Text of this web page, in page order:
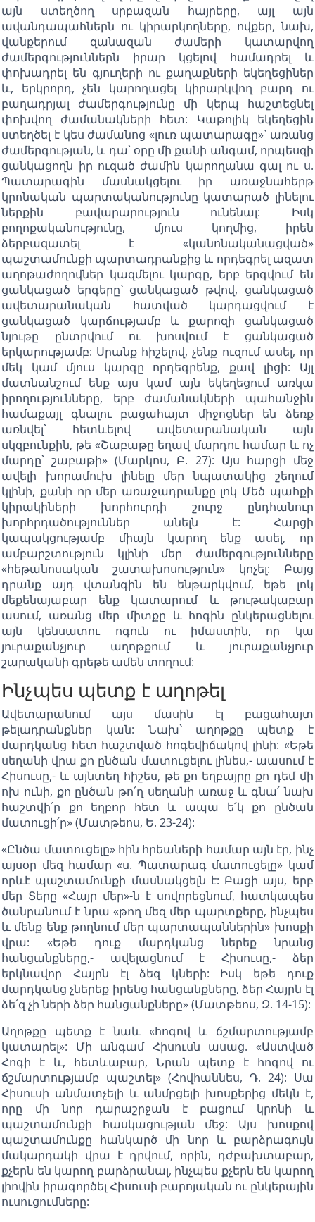
այն ստեղծող սրբազան հայրերը, այլ այն
ավանդապահներն ու կիրարկողները, ովքեր, նախ,
վանքերում զանազան ժամերի կատարվող
ժամերգություններն իրար կցելով համադրել և
փոխադրել են գյուղերի ու քաղաքների եկեղեցիներ
և, երկրորդ, չեն կարողացել կիրարկվող բարդ ու
բաղադրյալ ժամերգությունը մի կերպ հաշտեցնել
փոխվող ժամանակների հետ: Կաթոլիկ եկեղեցին
ստեղծել է կես ժամանոց «լուռ պատարագը»` առանց
ժամերգության, և դա` օրը մի քանի անգամ, որպեսզի
ցանկացողն իր ուզած ժամին կարողանա գալ ու ս.
Պատարագին մասնակցելու իր առաջնահերթ
կրոնական պարտականությունը կատարած լինելու
ներքին բավարարություն ունենալ: Իսկ
բողոքականությունը, մյուս կողմից, իրեն
ձերբազատել է «կանոնականացված»
պաշտամունքի պարտադրանքից և որդեգրել ազատ
աղոթաժողովներ կազմելու կարգը, երբ երգվում են
ցանկացած երգերը` ցանկացած թվով, ցանկացած
ավետարանական հատված կարդացվում է
ցանկացած կարճությամբ և քարոզի ցանկացած
նյութը ընտրվում ու խոսվում է ցանկացած
երկարությամբ: Սրանք հիշելով, չենք ուզում ասել, որ
մեկ կամ մյուս կարգը որդեգրենք, քավ լիցի: Այլ
մատնանշում ենք այս կամ այն եկեղեցում առկա
իրողությունները, երբ ժամանակների պահանջին
համաքայլ գնալու բացահայտ միջոցներ են ձեռք
առնվել` հետևելով ավետարանական այն
սկզբունքին, թե «Շաբաթը եղավ մարդու համար և ոչ
մարդը` շաբաթի» (Մարկոս, Բ. 27): Այս հարցի մեջ
ավելի խորամուխ լինելը մեր նպատակից շեղում
կլինի, քանի որ մեր առաջադրանքը լոկ Մեծ պահքի
կիրակիների խորհուրդի շուրջ ընդհանուր
խորհրդածություններ անելն է: Հարցի
կապակցությամբ միայն կարող ենք ասել, որ
ամբարշտություն կլինի մեր ժամերգությունները
«հեթանոսական շատախոսություն» կոչել: Բայց
դրանք այդ վտանգին են ենթարկվում, եթե լոկ
մեքենայաբար ենք կատարում և թութակաբար
ասում, առանց մեր միտքը և հոգին ընկերացնելու
այն կենսատու ոգուն ու իմաստին, որ կա
յուրաքանչյուր աղոթքում և յուրաքանչյուր
շարականի գրեթե ամեն տողում:
Ինչպես պետք է աղոթել
Ավետարանում այս մասին էլ բացահայտ
թելադրանքներ կան: Նախ` աղոթքը պետք է
մարդկանց հետ հաշտված հոգեվիճակով լինի: «Եթե
սեղանի վրա քո ընծան մատուցելու լինես,- աասում է
Հիսուսը,- և այնտեղ հիշես, թե քո եղբայրը քո դեմ մի
ոխ ունի, քո ընծան թո՛ղ սեղանի առաջ և գնա՛ նախ
հաշտվի՛ր քո եղբոր հետ և ապա ե՛կ քո ընծան
մատուցի՛ր» (Մատթեոս, Ե. 23-24):
«Ընծա մատուցելը» հին հրեաների համար այն էր, ինչ
այսօր մեզ համար «ս. Պատարագ մատուցելը» կամ
որևէ պաշտամունքի մասնակցելն է: Բացի այս, երբ
մեր Տերը «Հայր մեր»-ն է սովորեցնում, հատկապես
ծանրանում է նրա «թող մեզ մեր պարտքերը, ինչպես
և մենք ենք թողնում մեր պարտապաններին» խոսքի
վրա: «Եթե դուք մարդկանց ներեք նրանց
հանցանքները,- ավելացնում է Հիսուսը,- ձեր
երկնավոր Հայրն էլ ձեզ կների: Իսկ եթե դուք
մարդկանց չներեք իրենց հանցանքները, ձեր Հայրն էլ
ձե՛զ չի ների ձեր հանցանքները» (Մատթեոս, Զ. 14-15):
Աղոթքը պետք է նաև «հոգով և ճշմարտությամբ
կատարել»: Մի անգամ Հիսուսն ասաց. «Աստված
Հոգի է և, հետևաբար, Նրան պետք է հոգով ու
ճշմարտությամբ պաշտել» (Հովհաննես, Դ. 24): Սա
Հիսուսի անմատչելի և անմրցելի խոսքերից մեկն է,
որը մի նոր դարաշրջան է բացում կրոնի և
պաշտամունքի հասկացության մեջ: Այս խոսքով
պաշտամունքը հանկարծ մի նոր և բարձրագույն
մակարդակի վրա է դրվում, որին, դժբախտաբար,
քչերն են կարող բարձրանալ, ինչպես քչերն են կարող
լիովին իրագործել Հիսուսի բարոյական ու ընկերային
ուսուցումները: